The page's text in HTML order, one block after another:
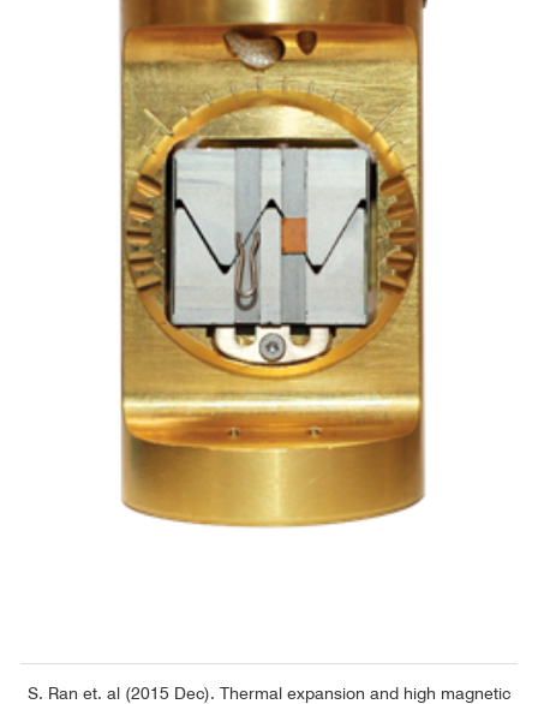
S. Ran et. al (2015 Dec). Thermal expansion and high magnetic